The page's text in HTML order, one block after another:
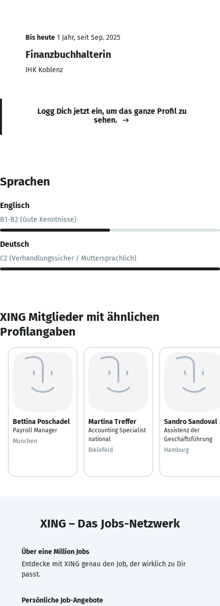
Bis heute 1 Jahr, seit Sep. 2025
Finanzbuchhalterin
IHK Koblenz
Logg Dich jetzt ein, um das ganze Profil zu
sehen.
Sprachen
Englisch
B1-B2 (Gute Kenntnisse)
Deutsch
C2 (Verhandlungssicher / Muttersprachlich)
XING Mitglieder mit ähnlichen
Profilangaben
Bettina Poschadel
Payroll Manager
München
Martina Treffer
Accounting Specialist
national
Bielefeld
Sandro Sandoval
Assistenz der
Geschäftsführung
Hamburg
XING – Das Jobs-Netzwerk
Über eine Million Jobs
Entdecke mit XING genau den Job, der wirklich zu Dir
passt.
Persönliche Job-Angebote